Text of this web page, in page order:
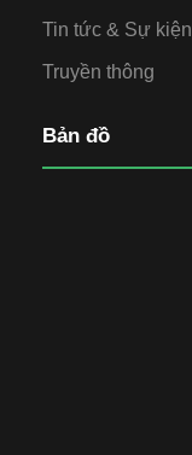
Tin tức & Sự kiện
Truyền thông
Bản đồ